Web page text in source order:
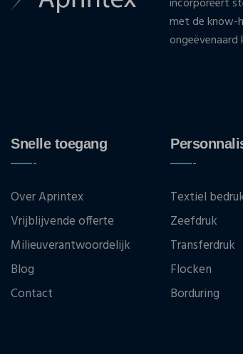
met de know-
Snelle toegang
Over Aprintex
Vrijblijvende offerte
Milieuverantwoordelijk
Blog
Contact
Textiel
Zeefdruk
Transferdruk
Flocken
Borduring